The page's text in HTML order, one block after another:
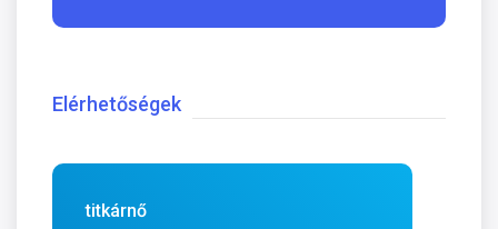
Elérhetőségek
titkárnő